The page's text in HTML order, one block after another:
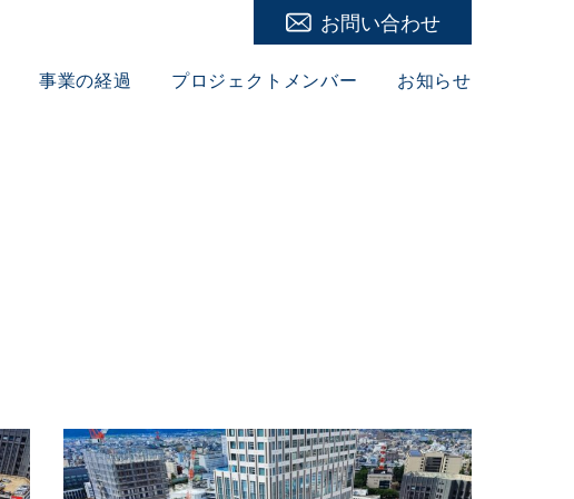
事業の経過 プロジェクトメンバー お知らせ